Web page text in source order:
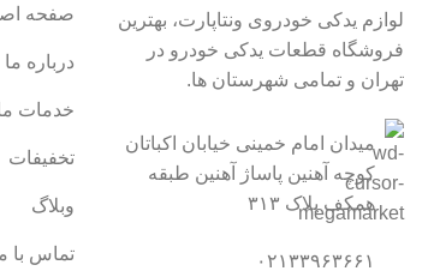
لوازم یدکی خودروی ونتاپارت، بهترین
فروشگاه قطعات یدکی خودرو در
تهران و تمامی شهرستان ها.
میدان امام خمینی خیابان اکباتان
کوچه آهنین پاساژ آهنین طبقه
همکف پلاک ۳۱۳
۰۲۱۳۳۹۶۳۶۶۱
صفحه
درباره ما
خدمات
تخفیفات
وبلاگ
تماس با